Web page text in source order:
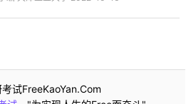
试FreeKaoYan.Com